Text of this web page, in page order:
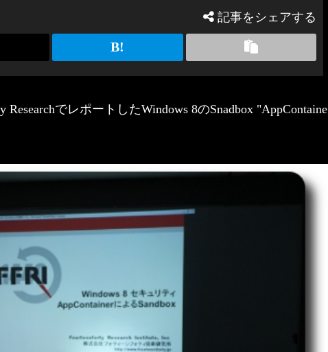
記事をシェアする
でレポートしたWindows 8のSnadbox "AppContaine